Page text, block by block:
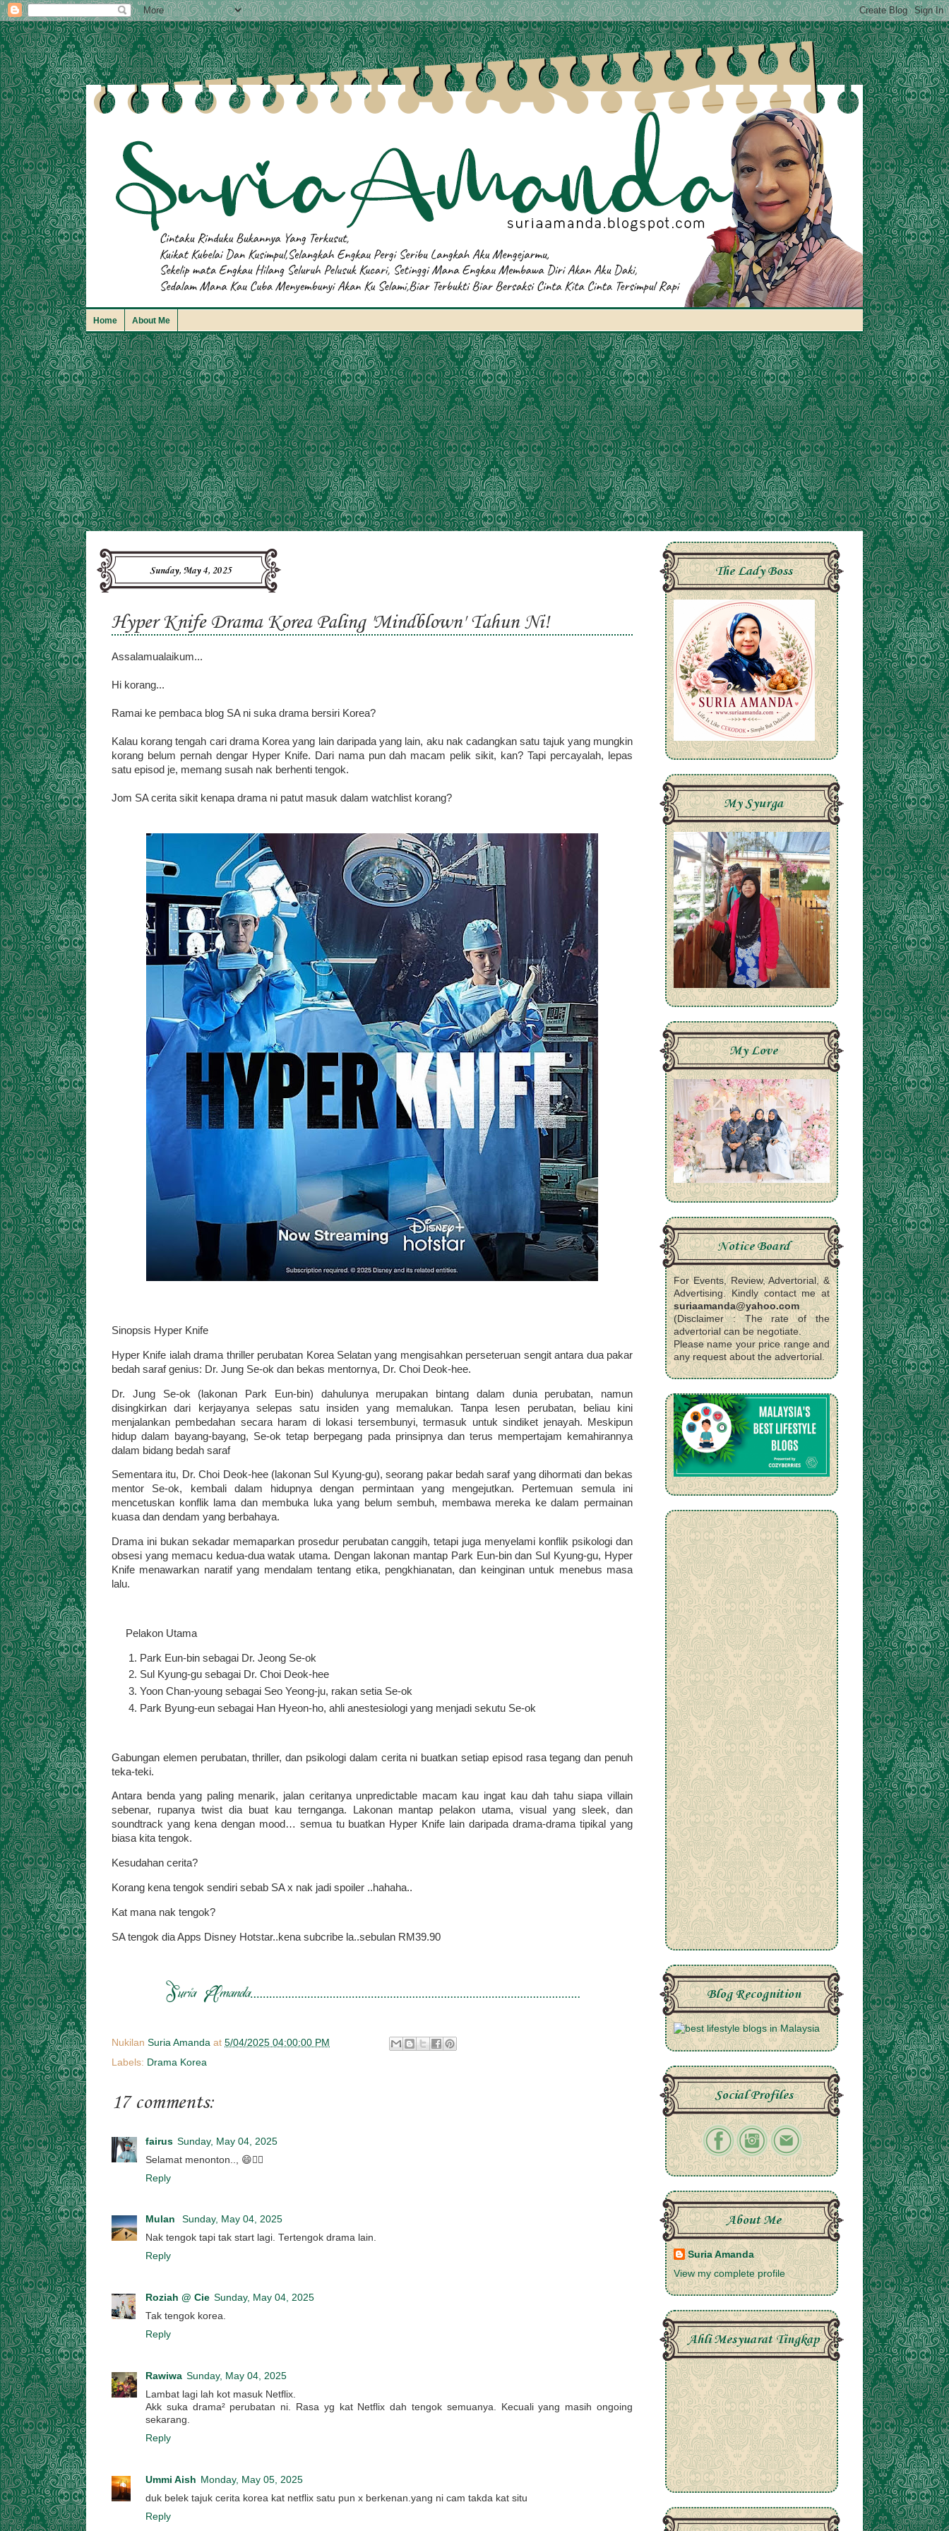
Home About Me
Sunday, May 4, 2025
Hyper Knife Drama Korea Paling 'Mindblown' Tahun Ni!
Assalamualaikum...
Hi korang...
Ramai ke pembaca blog SA ni suka drama bersiri Korea?
Kalau korang tengah cari drama Korea yang lain daripada yang lain, aku nak cadangkan satu tajuk yang mungkin
korang belum pernah dengar Hyper Knife. Dari nama pun dah macam pelik sikit, kan? Tapi percayalah, lepas
satu episod je, memang susah nak berhenti tengok.
Jom SA cerita sikit kenapa drama ni patut masuk dalam watchlist korang?
Sinopsis Hyper Knife
Hyper Knife ialah drama thriller perubatan Korea Selatan yang mengisahkan perseteruan sengit antara dua pakar
bedah saraf genius: Dr. Jung Se-ok dan bekas mentornya, Dr. Choi Deok-hee.
Dr. Jung Se-ok (lakonan Park Eun-bin) dahulunya merupakan bintang dalam dunia perubatan, namun
disingkirkan dari kerjayanya selepas satu insiden yang memalukan. Tanpa lesen perubatan, beliau kini
menjalankan pembedahan secara haram di lokasi tersembunyi, termasuk untuk sindiket jenayah. Meskipun
hidup dalam bayang-bayang, Se-ok tetap berpegang pada prinsipnya dan terus mempertajam kemahirannya
dalam bidang bedah saraf
Sementara itu, Dr. Choi Deok-hee (lakonan Sul Kyung-gu), seorang pakar bedah saraf yang dihormati dan bekas
mentor Se-ok, kembali dalam hidupnya dengan permintaan yang mengejutkan. Pertemuan semula ini
mencetuskan konflik lama dan membuka luka yang belum sembuh, membawa mereka ke dalam permainan
kuasa dan dendam yang berbahaya.
Drama ini bukan sekadar memaparkan prosedur perubatan canggih, tetapi juga menyelami konflik psikologi dan
obsesi yang memacu kedua-dua watak utama. Dengan lakonan mantap Park Eun-bin dan Sul Kyung-gu, Hyper
Knife menawarkan naratif yang mendalam tentang etika, pengkhianatan, dan keinginan untuk menebus masa
lalu.
Pelakon Utama
Park Eun-bin sebagai Dr. Jeong Se-ok
Sul Kyung-gu sebagai Dr. Choi Deok-hee
Yoon Chan-young sebagai Seo Yeong-ju, rakan setia Se-ok
Park Byung-eun sebagai Han Hyeon-ho, ahli anestesiologi yang menjadi sekutu Se-ok
Gabungan elemen perubatan, thriller, dan psikologi dalam cerita ni buatkan setiap episod rasa tegang dan penuh
teka-teki.
Antara benda yang paling menarik, jalan ceritanya unpredictable macam kau ingat kau dah tahu siapa villain
sebenar, rupanya twist dia buat kau ternganga. Lakonan mantap pelakon utama, visual yang sleek, dan
soundtrack yang kena dengan mood… semua tu buatkan Hyper Knife lain daripada drama-drama tipikal yang
biasa kita tengok.
Kesudahan cerita?
Korang kena tengok sendiri sebab SA x nak jadi spoiler ..hahaha..
Kat mana nak tengok?
SA tengok dia Apps Disney Hotstar..kena subcribe la..sebulan RM39.90
Nukilan Suria Amanda at 5/04/2025 04:00:00 PM
Labels: Drama Korea
17 comments:
fairus Sunday, May 04, 2025
Selamat menonton.., 😄👍🏼
Reply
Mulan
Sunday, May 04, 2025
Nak tengok tapi tak start lagi. Tertengok drama lain.
Reply
Roziah @ Cie Sunday, May 04, 2025
Tak tengok korea.
Reply
Rawiwa Sunday, May 04, 2025
Lambat lagi lah kot masuk Netflix.
Akk suka drama² perubatan ni. Rasa yg kat Netflix dah tengok semuanya. Kecuali yang masih ongoing
sekarang.
Reply
Ummi Aish Monday, May 05, 2025
duk belek tajuk cerita korea kat netflix satu pun x berkenan.yang ni cam takda kat situ
Reply
The Lady Boss
My Syurga
My Love
Notice Board
For Events, Review, Advertorial, &
Advertising. Kindly contact me at
suriaamanda@yahoo.com
(Disclaimer : The rate of the
advertorial can be negotiate.
Please name your price range and
any request about the advertorial.
Blog Recognition
Social Profiles
About Me
Suria Amanda
View my complete profile
Ahli Mesyuarat Tingkap